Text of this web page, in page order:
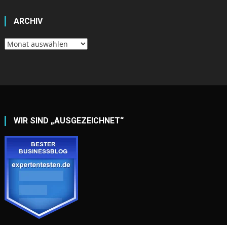
ARCHIV
Archiv
WIR SIND „AUSGEZEICHNET“